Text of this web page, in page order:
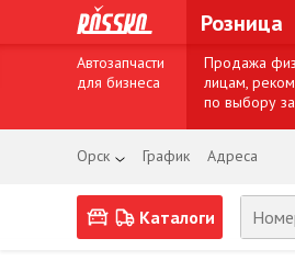
Розница
Автозапчасти
для бизнеса
Продажа
лицам,
по выбору
Орск График Адреса
Каталоги